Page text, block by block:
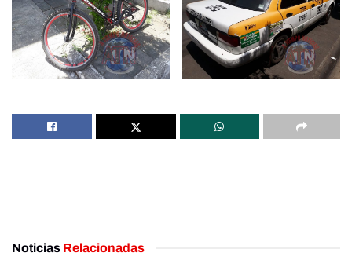
Noticias Relacionadas